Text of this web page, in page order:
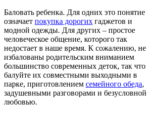
Баловать ребенка. Для одних это понятие
означает покупка дорогих гаджетов и
модной одежды. Для других – простое
человеческое общение, которого так
недостает в наше время. К сожалению, не
избалованы родительским вниманием
большинство современных деток, так что
балуйте их совместными выходными в
парке, приготовлением семейного обеда,
задушевными разговорами и безусловной
любовью.